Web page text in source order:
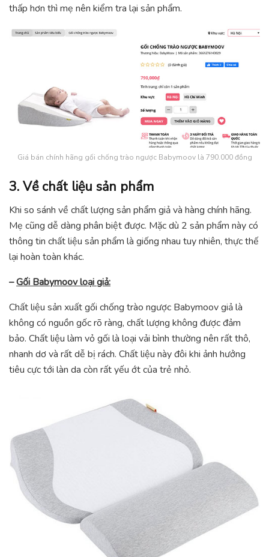
thấp hơn thì mẹ nên kiểm tra lại sản phẩm.
Giá bán chính hãng gối chống trào ngược Babymoov là 790.000 đồng
3. Về chất liệu sản phẩm
Khi so sánh về chất lượng sản phẩm giả và hàng chính hãng.
Mẹ cũng dễ dàng phân biệt được. Mặc dù 2 sản phẩm này có
thông tin chất liệu sản phẩm là giống nhau tuy nhiên, thực thế
lại hoàn toàn khác.
–Gối Babymoov loại giả:
Chất liệu sản xuất gối chống trào ngược Babymoov giả là
không có nguồn gốc rõ ràng, chất lượng không được đảm
bảo. Chất liệu làm vỏ gối là loại vải bình thường nên rất thô,
nhanh dơ và rất dễ bị rách. Chất liệu này đôi khi ảnh hưởng
tiêu cực tới làn da còn rất yếu ớt của trẻ nhỏ.